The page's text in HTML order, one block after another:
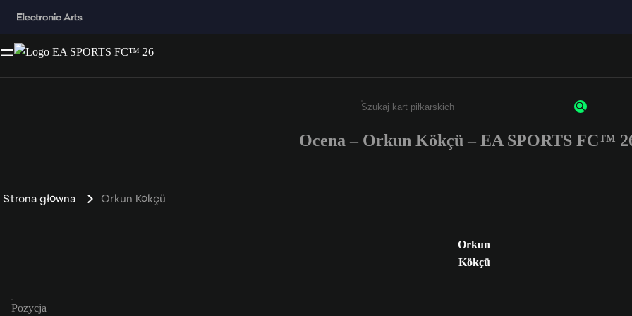
Wpisz co najmniej 3 znaki lub cyfry.
Ocena – Orkun Kökçü – EA SPORTS FC™
Strona główna Orkun Kökçü
Orkun
Kökçü
Pozycja